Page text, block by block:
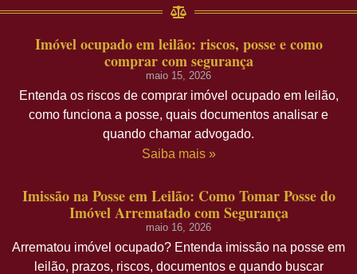
Imóvel ocupado em leilão: riscos, posse e como
comprar com segurança
maio 15, 2026
Entenda os riscos de comprar imóvel ocupado em leilão,
como funciona a posse, quais documentos analisar e
quando chamar advogado.
Saiba mais »
Imissão na Posse em Leilão: Como Tomar Posse do
Imóvel Arrematado com Segurança
maio 16, 2026
Arrematou imóvel ocupado? Entenda imissão na posse em
leilão, prazos, riscos, documentos e quando buscar